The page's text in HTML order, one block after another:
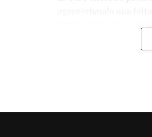
pelota luego de un